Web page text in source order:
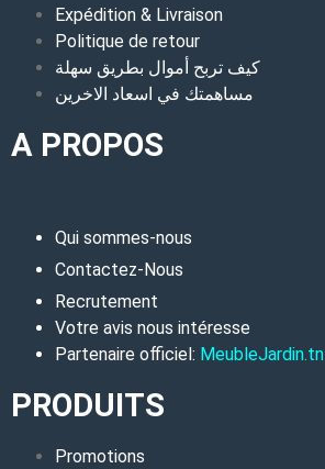
Expédition & Livraison
Politique de retour
كيف تربح أموال بطريق سهلة
مساهمتك في اسعاد الاخرين
A PROPOS
Qui sommes-nous
Contactez-Nous
Recrutement
Votre avis nous intéresse
Partenaire officiel: MeubleJardin.tn
PRODUITS
Promotions